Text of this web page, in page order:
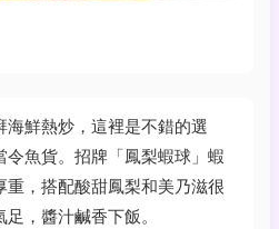
鮮熱炒，這裡是不錯的選
魚貨。招牌「鳳梨蝦球」蝦
，搭配酸甜鳳梨和美乃滋很
，醬汁鹹香下飯。